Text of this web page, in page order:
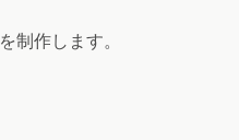
制作します。